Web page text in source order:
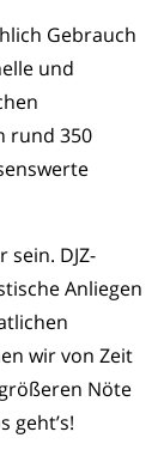
Gebrauch
und
rund 350
DJZ-
Anliegen
wir von Zeit
Nöte
geht’s!